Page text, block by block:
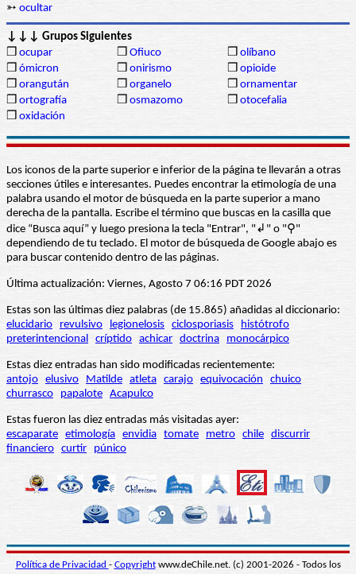
➳ ocultar
↓↓↓ Grupos Siguientes
❒ ocupar ❒ Ofiuco ❒ olíbano
❒ ómicron ❒ onirismo ❒ opioide
❒ orangután ❒ organelo ❒ ornamentar
❒ ortografía ❒ osmazomo ❒ otocefalia
❒ oxidación
Los iconos de la parte superior e inferior de la página te llevarán a otras
secciones útiles e interesantes. Puedes encontrar la etimología de una
palabra usando el motor de búsqueda en la parte superior a mano
derecha de la pantalla. Escribe el término que buscas en la casilla que
dice “Busca aquí” y luego presiona la tecla "Entrar", "↲" o "⚲"
dependiendo de tu teclado. El motor de búsqueda de Google abajo es
para buscar contenido dentro de las páginas.
Última actualización: Viernes, Agosto 7 06:16 PDT 2026
Estas son las últimas diez palabras (de 15.865) añadidas al diccionario:
elucidario
revulsivo legionelosis ciclosporiasis
histótrofo
preterintencional críptido achicar doctrina monocárpico
Estas diez entradas han sido modificadas recientemente:
antojo elusivo Matilde atleta carajo equivocación
chuico
churrasco
papalote Acapulco
Estas fueron las diez entradas más visitadas ayer:
escaparate etimología envidia tomate metro chile discurrir
financiero curtir púnico
Política de Privacidad - Copyrightwww.deChile.net. (c) 2001-2026 - Todos los